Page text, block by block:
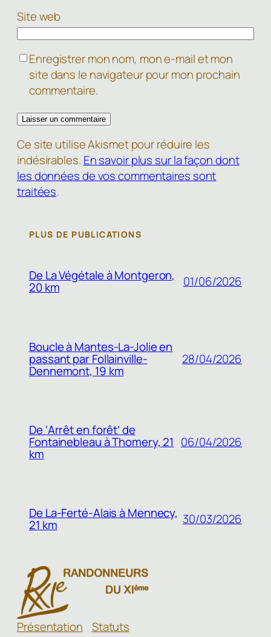
Site web
Enregistrer mon nom, mon e-mail et mon
site dans le navigateur pour mon prochain
commentaire.
Ce site utilise Akismet pour réduire les
indésirables. En savoir plus sur la façon dont
les données de vos commentaires sont
traitées.
PLUS DE PUBLICATIONS
De La Végétale à Montgeron,
20 km 01/06/2026
Boucle à Mantes-La-Jolie en
passant par Follainville-
Dennemont, 19 km
28/04/2026
De ‘Arrêt en forêt’ de
Fontainebleau à Thomery, 21
km
06/04/2026
De La-Ferté-Alais à Mennecy,
21 km 30/03/2026
Présentation
Statuts